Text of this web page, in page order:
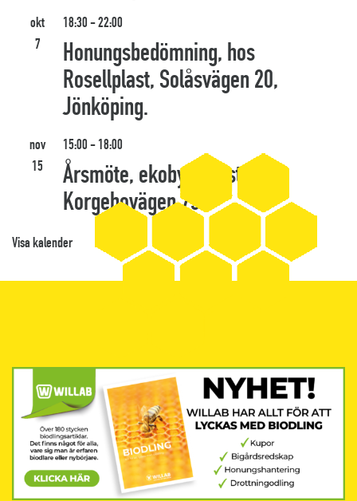
okt
7
18:30-22:00
Honungsbedömning, hos
Rosellplast, Solåsvägen 20,
Jönköping.
nov
15
15:00-18:00
Årsmöte, ekobyns bystuga,
Korgebovägen 75
Visa kalender